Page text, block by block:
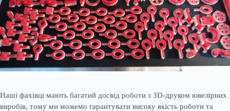
Наші фахівці мають багатий досвід роботи з 3D-друком ювелірних
виробів, тому ми можемо гарантувати високу якість роботи та